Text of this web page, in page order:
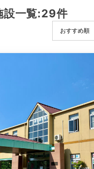
一覧:29件